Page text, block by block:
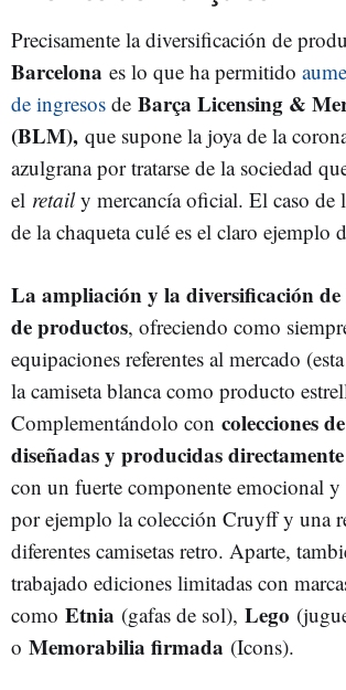
Precisamente la diversificación de
Barcelona es lo que ha permitido
de ingresos de Barça Licensing &
(BLM), que supone la joya de la
azulgrana por tratarse de la sociedad
el retaily mercancía oficial. El caso de
de la chaqueta culé es el claro ejemplo
La ampliación y la diversificación de
de productos, ofreciendo como
equipaciones referentes al mercado
la camiseta blanca como producto
Complementándolo con colecciones
diseñadas y producidas
con un fuerte componente emocional
por ejemplo la colección Cruyff y una
diferentes camisetas retro. Aparte,
trabajado ediciones limitadas con
como Etnia (gafas de sol), Lego
o Memorabilia firmada (Icons).